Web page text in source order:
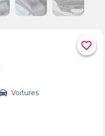
favorite_border
Voitures